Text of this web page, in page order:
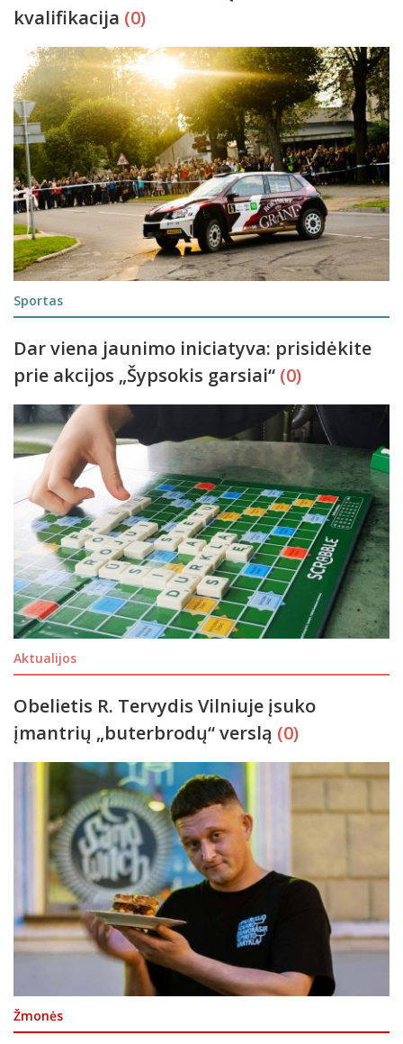
kvalifikacija (0)
Sportas
Dar viena jaunimo iniciatyva: prisidėkite
prie akcijos „Šypsokis garsiai“ (0)
Aktualijos
Obelietis R. Tervydis Vilniuje įsuko
įmantrių „buterbrodų“ verslą (0)
Žmonės